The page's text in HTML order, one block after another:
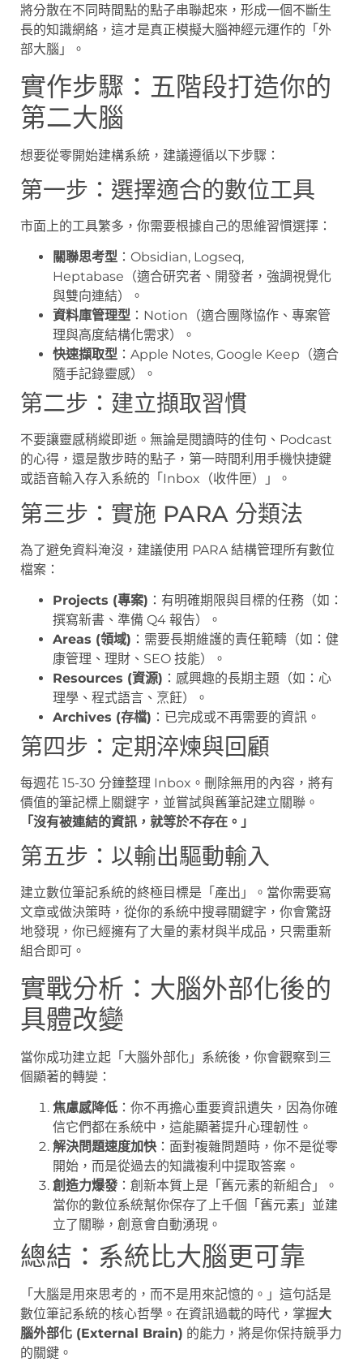
將分散在不同時間點的點子串聯起來，形成一個不斷生
長的知識網絡，這才是真正模擬大腦神經元運作的「外
部大腦」。
實作步驟：五階段打造你的
第二大腦
想要從零開始建構系統，建議遵循以下步驟：
第一步：選擇適合的數位工具
市面上的工具繁多，你需要根據自己的思維習慣選擇：
關聯思考型 ：Obsidian, Logseq,
Heptabase（適合研究者、開發者，強調視覺化
與雙向連結）。
資料庫管理型 ：Notion（適合團隊協作、專案管
理與高度結構化需求）。
快速擷取型 ：Apple Notes, Google Keep（適合
隨手記錄靈感）。
第二步：建立擷取習慣
不要讓靈感稍縱即逝。無論是閱讀時的佳句、Podcast
的心得，還是散步時的點子，第一時間利用手機快捷鍵
或語音輸入存入系統的「Inbox（收件匣）」。
第三步：實施 PARA 分類法
為了避免資料淹沒，建議使用 PARA 結構管理所有數位
檔案：
Projects (專案) ：有明確期限與目標的任務（如：
撰寫新書、準備 Q4 報告）。
Areas (領域) ：需要長期維護的責任範疇（如：健
康管理、理財、SEO 技能）。
Resources (資源) ：感興趣的長期主題（如：心
理學、程式語言、烹飪）。
Archives (存檔) ：已完成或不再需要的資訊。
第四步：定期淬煉與回顧
每週花 15-30 分鐘整理 Inbox。刪除無用的內容，將有
價值的筆記標上關鍵字，並嘗試與舊筆記建立關聯。
「沒有被連結的資訊，就等於不存在。」
第五步：以輸出驅動輸入
建立數位筆記系統的終極目標是「產出」。當你需要寫
文章或做決策時，從你的系統中搜尋關鍵字，你會驚訝
地發現，你已經擁有了大量的素材與半成品，只需重新
組合即可。
實戰分析：大腦外部化後的
具體改變
當你成功建立起「大腦外部化」系統後，你會觀察到三
個顯著的轉變：
焦慮感降低 ：你不再擔心重要資訊遺失，因為你確
信它們都在系統中，這能顯著提升心理韌性。
解決問題速度加快 ：面對複雜問題時，你不是從零
開始，而是從過去的知識複利中提取答案。
創造力爆發 ：創新本質上是「舊元素的新組合」。
當你的數位系統幫你保存了上千個「舊元素」並建
立了關聯，創意會自動湧現。
總結：系統比大腦更可靠
「大腦是用來思考的，而不是用來記憶的。」這句話是
數位筆記系統的核心哲學。在資訊過載的時代，掌握大
腦外部化 (External Brain) 的能力，將是你保持競爭力
的關鍵。